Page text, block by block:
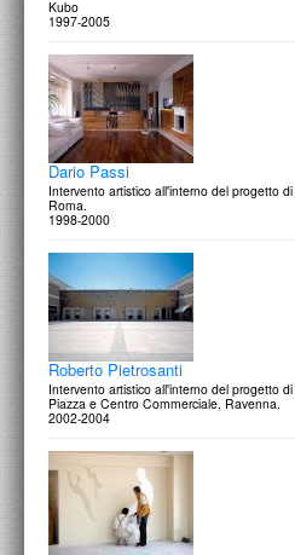
Kubo
1997-2005
Dario Passi
Intervento artistico all'interno del progetto
Roma.
1998-2000
Roberto Pietrosanti
Intervento artistico all'interno del progetto
Piazza e Centro Commerciale, Ravenna.
2002-2004